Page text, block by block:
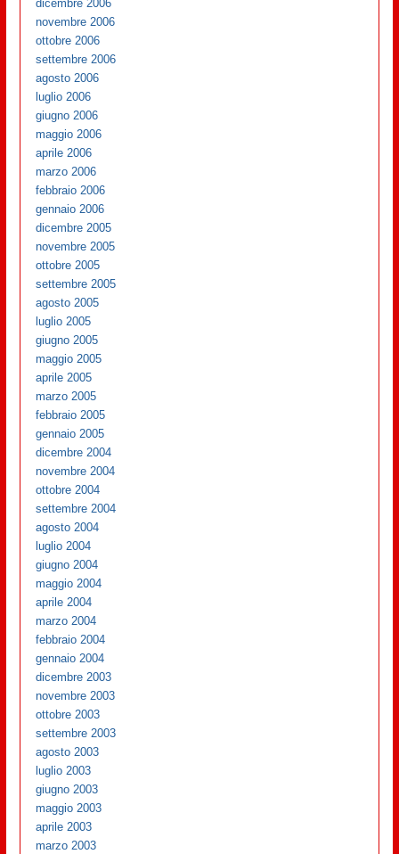
dicembre 2006
novembre 2006
ottobre 2006
settembre 2006
agosto 2006
luglio 2006
giugno 2006
maggio 2006
aprile 2006
marzo 2006
febbraio 2006
gennaio 2006
dicembre 2005
novembre 2005
ottobre 2005
settembre 2005
agosto 2005
luglio 2005
giugno 2005
maggio 2005
aprile 2005
marzo 2005
febbraio 2005
gennaio 2005
dicembre 2004
novembre 2004
ottobre 2004
settembre 2004
agosto 2004
luglio 2004
giugno 2004
maggio 2004
aprile 2004
marzo 2004
febbraio 2004
gennaio 2004
dicembre 2003
novembre 2003
ottobre 2003
settembre 2003
agosto 2003
luglio 2003
giugno 2003
maggio 2003
aprile 2003
marzo 2003